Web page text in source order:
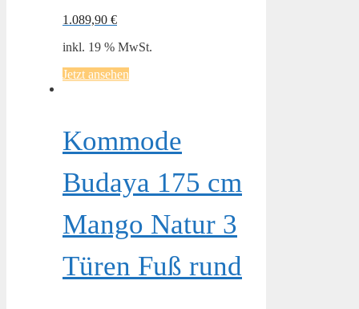
1.089,90 €
inkl. 19 % MwSt.
Jetzt ansehen
Kommode
Budaya 175 cm
Mango Natur 3
Türen Fuß rund